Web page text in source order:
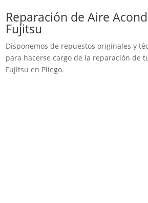
Reparación de Aire
Fujitsu
Disponemos de repuestos originales y
para hacerse cargo de la reparación de
Fujitsu en Pliego.